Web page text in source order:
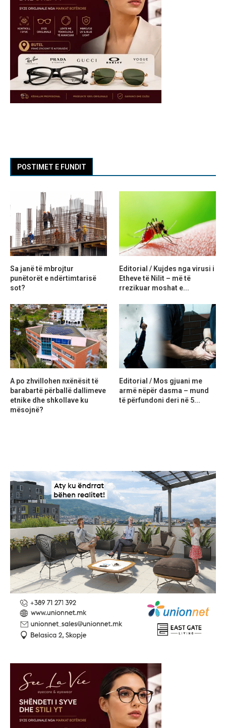
POSTIMET E FUNDIT
Sa janë të mbrojtur
punëtorët e ndërtimtarisë
sot?
Editorial / Kujdes nga virusi i
Etheve të Nilit – më të
rrezikuar moshat e...
A po zhvillohen nxënësit të
barabartë përballë dallimeve
etnike dhe shkollave ku
mësojnë?
Editorial / Mos gjuani me
armë nëpër dasma – mund
të përfundoni deri në 5...